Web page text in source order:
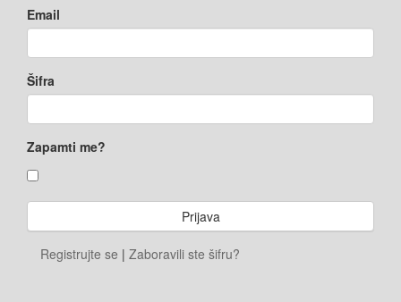
Email
Šifra
Zapamti me?
Registrujte se | Zaboravili ste šifru?